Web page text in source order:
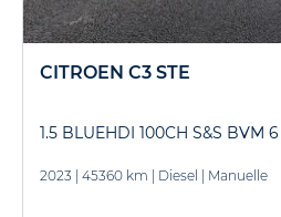
CITROEN C3 STE
1.5 BLUEHDI 100CH S&S BVM
2023 | 45360 km | Diesel | Manuelle